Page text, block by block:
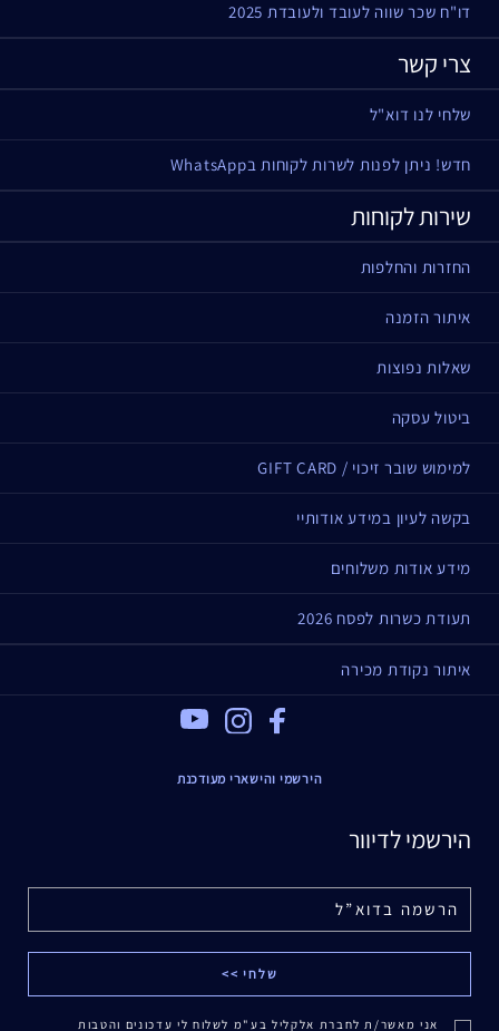
דו"ח שכר שווה לעובד ולעובדת 2025
צרי קשר
שלחי לנו דוא"ל
חדש! ניתן לפנות לשרות לקוחות בWhatsApp
שירות לקוחות
החזרות והחלפות
איתור הזמנה
שאלות נפוצות
ביטול עסקה
למימוש שובר זיכוי / GIFT CARD
בקשה לעיון במידע אודותיי
מידע אודות משלוחים
תעודת כשרות לפסח 2026
איתור נקודת מכירה
Facebook
הירשמי והישארי מעודכנת
הירשמי לדיוור
אני מאשר/ת לחברת אלקליל בע"מ לשלוח לי עדכונים והטבות